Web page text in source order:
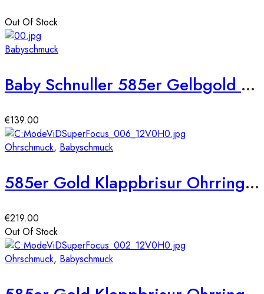
Out Of Stock
Babyschmuck
Baby Schnuller 585er Gelbgold mit Motiv 2 Babyschmuck Baby Sauger Neu
€139.00
Ohrschmuck, Babyschmuck
585er Gold Klappbrisur Ohrringe Herz Model 3
€219.00
Out Of Stock
Ohrschmuck, Babyschmuck